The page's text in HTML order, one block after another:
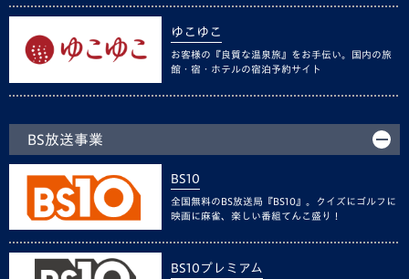
ゆこゆこ
お客様の『良質な温泉旅』をお手伝い。国内の旅
館・宿・ホテルの宿泊予約サイト
BS放送事業
BS10
全国無料のBS放送局『BS10』。クイズにゴルフに
映画に麻雀、楽しい番組てんこ盛り！
BS10プレミアム